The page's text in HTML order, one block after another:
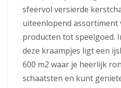
sfeervol versierde
uiteenlopend assortiment
producten tot speelgoed.
deze kraampjes ligt een
600 m2 waar je heerlijk
schaatsten en kunt